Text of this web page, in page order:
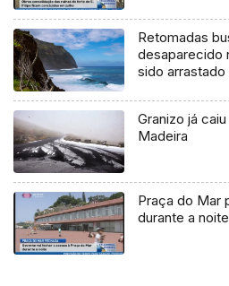
Retomadas
desaparecido
sido arrastado
Granizo já
Madeira
Praça do Mar
durante a